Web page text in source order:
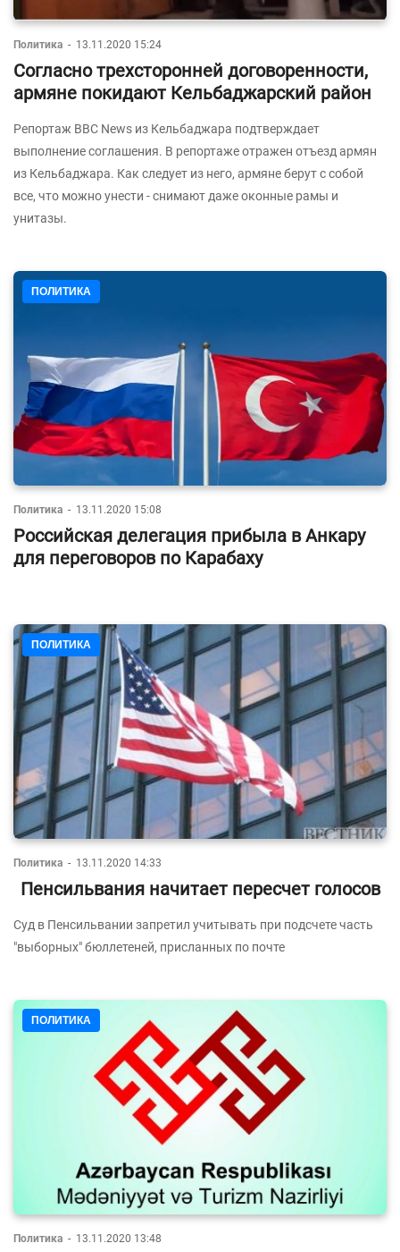
Политика - 13.11.2020 15:24
Согласно трехсторонней договоренности,
армяне покидают Кельбаджарский район
Репортаж BBC News из Кельбаджара подтверждает
выполнение соглашения. В репортаже отражен отъезд армян
из Кельбаджара. Как следует из него, армяне берут с собой
все, что можно унести - снимают даже оконные рамы и
унитазы.
ПОЛИТИКА
Политика - 13.11.2020 15:08
Российская делегация прибыла в Анкару
для переговоров по Карабаху
ПОЛИТИКА
Политика - 13.11.2020 14:33
Пенсильвания начитает пересчет голосов
Суд в Пенсильвании запретил учитывать при подсчете часть
"выборных" бюллетеней, присланных по почте
ПОЛИТИКА
Политика - 13.11.2020 13:48